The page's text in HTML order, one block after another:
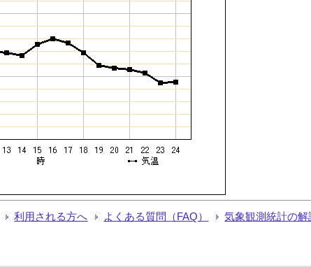
利用される方へ よくある質問（FAQ） 気象観測統計の解